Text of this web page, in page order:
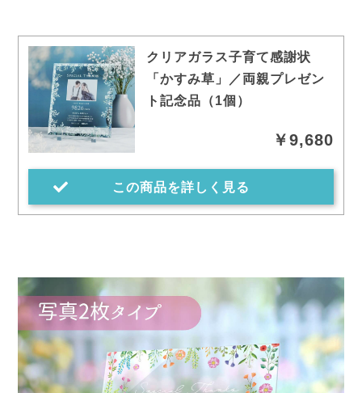
クリアガラス子育て感謝状
「かすみ草」／両親プレゼン
ト記念品（1個）
￥9,680
この商品を詳しく見る